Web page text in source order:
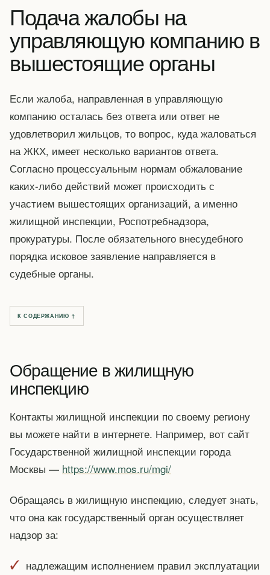
Подача жалобы на
управляющую компанию в
вышестоящие органы
Если жалоба, направленная в управляющую
компанию осталась без ответа или ответ не
удовлетворил жильцов, то вопрос, куда жаловаться
на ЖКХ, имеет несколько вариантов ответа.
Согласно процессуальным нормам обжалование
каких-либо действий может происходить с
участием вышестоящих организаций, а именно
жилищной инспекции, Роспотребнадзора,
прокуратуры. После обязательного внесудебного
порядка исковое заявление направляется в
судебные органы.
К СОДЕРЖАНИЮ ↑
Обращение в жилищную
инспекцию
Контакты жилищной инспекции по своему региону
вы можете найти в интернете. Например, вот сайт
Государственной жилищной инспекции города
Москвы — https://www.mos.ru/mgi/
Обращаясь в жилищную инспекцию, следует знать,
что она как государственный орган осуществляет
надзор за:
надлежащим исполнением правил эксплуатации